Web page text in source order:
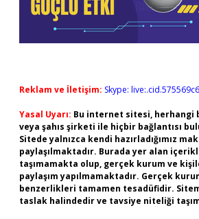
Reklam ve İletişim: Skype:
Yasal Uyarı: Bu internet sitesi, herhangi
veya şahıs şirketi ile hiçbir bağlantısı
Sitede yalnızca kendi hazırladığımız
paylaşılmaktadır. Burada yer alan
taşımamakta olup, gerçek kurum ve
paylaşım yapılmamaktadır. Gerçek
benzerlikleri tamamen tesadüfidir.
taslak halindedir ve tavsiye niteliği